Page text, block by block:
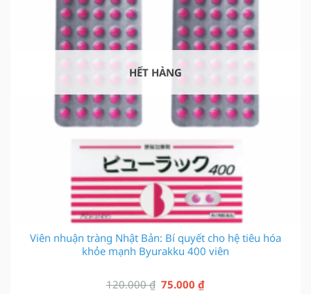
HẾT HÀNG
Viên nhuận tràng Nhật Bản: Bí quyết cho hệ tiêu hóa
khỏe mạnh Byurakku 400 viên
120.000₫ Giá
75.000₫Giá